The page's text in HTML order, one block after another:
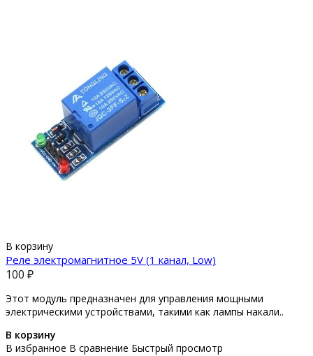
В корзину
Реле электромагнитное 5V (1 канал, Low)
100 ₽
Этот модуль предназначен для управления мощными
электрическими устройствами, такими как лампы накали..
В корзину
В избранное В сравнение Быстрый просмотр